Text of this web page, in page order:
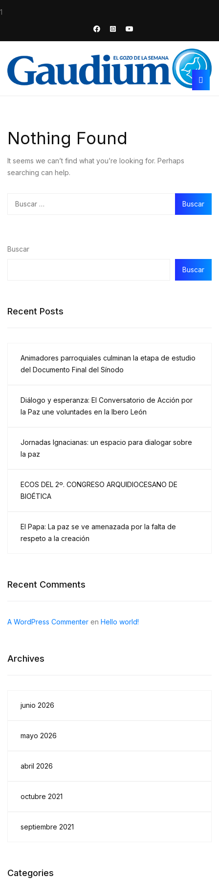
1
Nothing Found
It seems we can’t find what you’re looking for. Perhaps
searching can help.
Buscar
Buscar
Recent Posts
Animadores parroquiales culminan la etapa de estudio
del Documento Final del Sínodo
Diálogo y esperanza: El Conversatorio de Acción por
la Paz une voluntades en la Ibero León
Jornadas Ignacianas: un espacio para dialogar sobre
la paz
ECOS DEL 2º. CONGRESO ARQUIDIOCESANO DE
BIOÉTICA
El Papa: La paz se ve amenazada por la falta de
respeto a la creación
Recent Comments
A WordPress Commenter en Hello world!
Archives
junio 2026
mayo 2026
abril 2026
octubre 2021
septiembre 2021
Categories